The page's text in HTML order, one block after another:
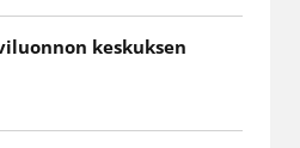
keskuksen